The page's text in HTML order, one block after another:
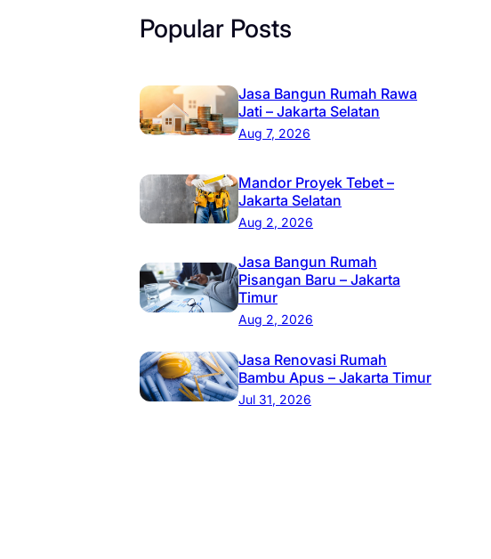
Popular Posts
Jasa Bangun Rumah Rawa
Jati – Jakarta Selatan
Aug 7, 2026
Mandor Proyek Tebet –
Jakarta Selatan
Aug 2, 2026
Jasa Bangun Rumah
Pisangan Baru – Jakarta
Timur
Aug 2, 2026
Jasa Renovasi Rumah
Bambu Apus – Jakarta Timur
Jul 31, 2026